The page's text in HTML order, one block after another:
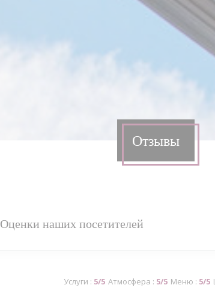
Отзывы
Оценки наших посетителей
Услуги : 5/5 Атмосфера : 5/5 Меню : 5/5